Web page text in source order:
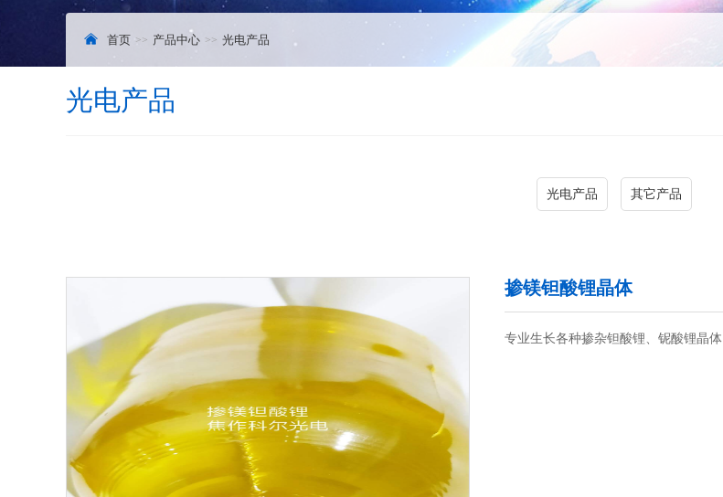
首页 产品中心 光电产品
光电产品
光电产品 其它产品
掺镁钽酸锂晶体
专业生长各种掺杂钽酸锂、铌酸锂晶体